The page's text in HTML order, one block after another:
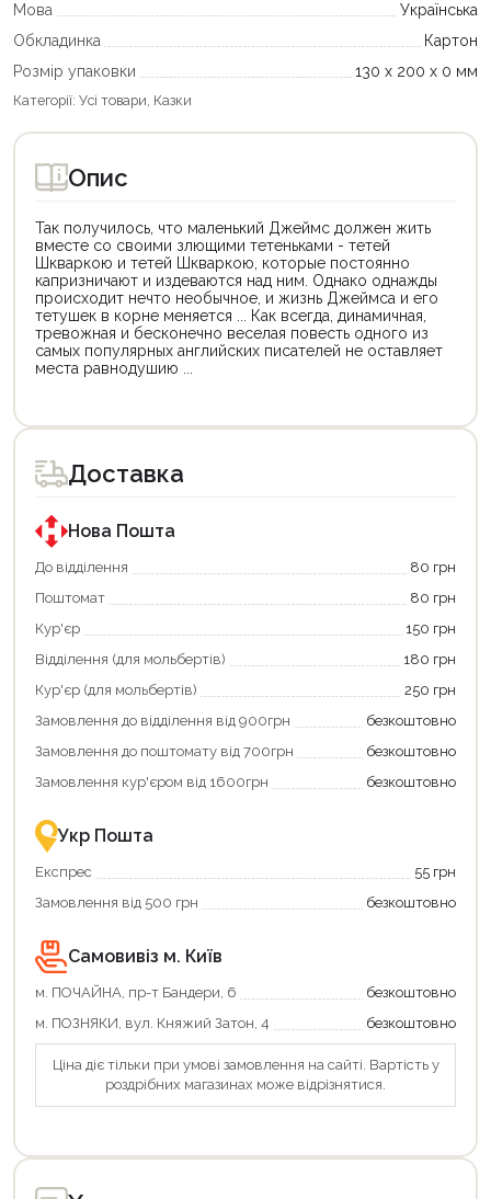
Мова
Українська
Обкладинка
Картон
Розмір упаковки
130 х 200 х 0 мм
Категорії: Усі товари, Казки
Опис
Так получилось, что маленький Джеймс должен жить
вместе со своими злющими тетеньками - тетей
Шкваркою и тетей Шкваркою, которые постоянно
капризничают и издеваются над ним. Однако однажды
происходит нечто необычное, и жизнь Джеймса и его
тетушек в корне меняется ... Как всегда, динамичная,
тревожная и бесконечно веселая повесть одного из
самых популярных английских писателей не оставляет
места равнодушию ...
товар
для
покупки
державною
програмою
єКнига.
Використовуйте
карту
щоб
зекономити
та
отримати
переваги!
картою
єКнига
–
зручно
та
вигідно!
товар
для
покупки
державною
програмою
«Національний
кешбек».
покупку
«Національний
кешбек»
та
отримуйте
повернення
Економте
більше
разом
державною
підтримкою!
Доставка
Нова Пошта
До відділення
80 грн
Поштомат
80 грн
Кур'єр
150 грн
Відділення (для мольбертів)
180 грн
Кур'єр (для мольбертів)
250 грн
Замовлення до відділення від 900грн
безкоштовно
Замовлення до поштомату від 700грн
безкоштовно
Замовлення кур'єром від 1600грн
безкоштовно
Укр Пошта
Експрес
55 грн
Замовлення від 500 грн
безкоштовно
Самовивіз м. Київ
м. ПОЧАЙНА, пр-т Бандери, 6
безкоштовно
м. ПОЗНЯКИ, вул. Княжий Затон, 4
безкоштовно
Ціна діє тільки при умові замовлення на сайті. Вартість у
роздрібних магазинах може відрізнятися.